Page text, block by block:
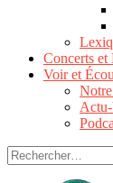
Concerts et
Voir et
Rechercher :